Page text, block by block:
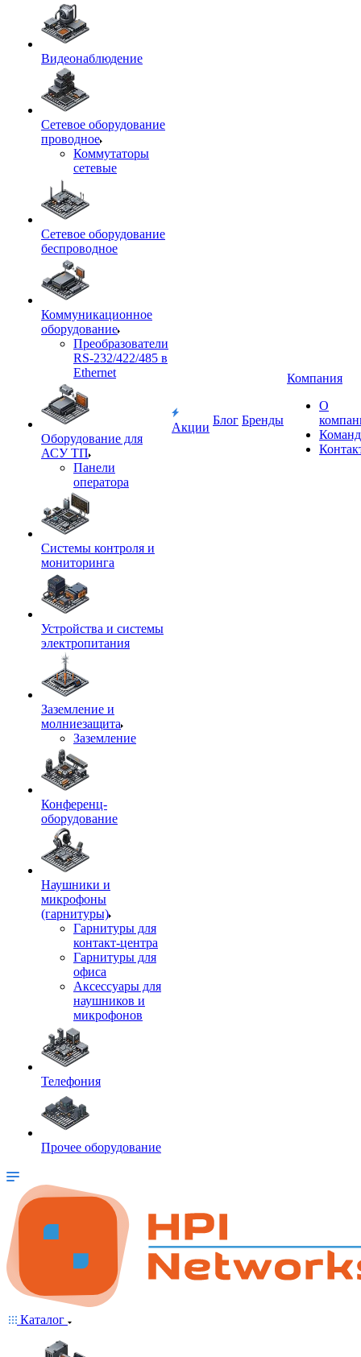
Видеонаблюдение
Сетевое оборудование
проводное
Коммутаторы
сетевые
Сетевое оборудование
беспроводное
Коммуникационное
оборудование
Преобразователи
RS-232/422/485 в
Ethernet
Оборудование для
АСУ ТП
Панели
оператора
Системы контроля и
мониторинга
Устройства и системы
электропитания
Заземление и
молниезащита
Заземление
Конференц-
оборудование
Наушники и
микрофоны
(гарнитуры)
Гарнитуры для
контакт-центра
Гарнитуры для
офиса
Аксессуары для
наушников и
микрофонов
Телефония
Прочее оборудование
Акции
Блог Бренды
Компания
О
Каталог